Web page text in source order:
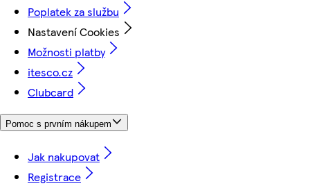
Poplatek za službu
Nastavení Cookies
Možnosti platby
itesco.cz
Clubcard
Pomoc s prvním nákupem
Jak nakupovat
Registrace